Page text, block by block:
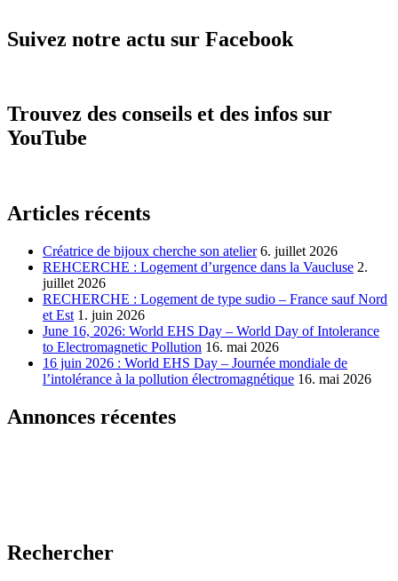
Suivez notre actu sur Facebook
Trouvez des conseils et des infos sur
YouTube
Articles récents
Créatrice de bijoux cherche son atelier 6. juillet 2026
REHCERCHE : Logement d’urgence dans la Vaucluse 2.
juillet 2026
RECHERCHE : Logement de type sudio – France sauf Nord
et Est 1. juin 2026
June 16, 2026: World EHS Day – World Day of Intolerance
to Electromagnetic Pollution 16. mai 2026
16 juin 2026 : World EHS Day – Journée mondiale de
l’intolérance à la pollution électromagnétique 16. mai 2026
Annonces récentes
Rechercher